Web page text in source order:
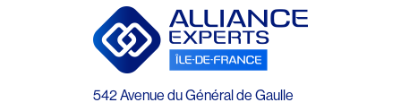
542 Avenue du Général de Gaulle